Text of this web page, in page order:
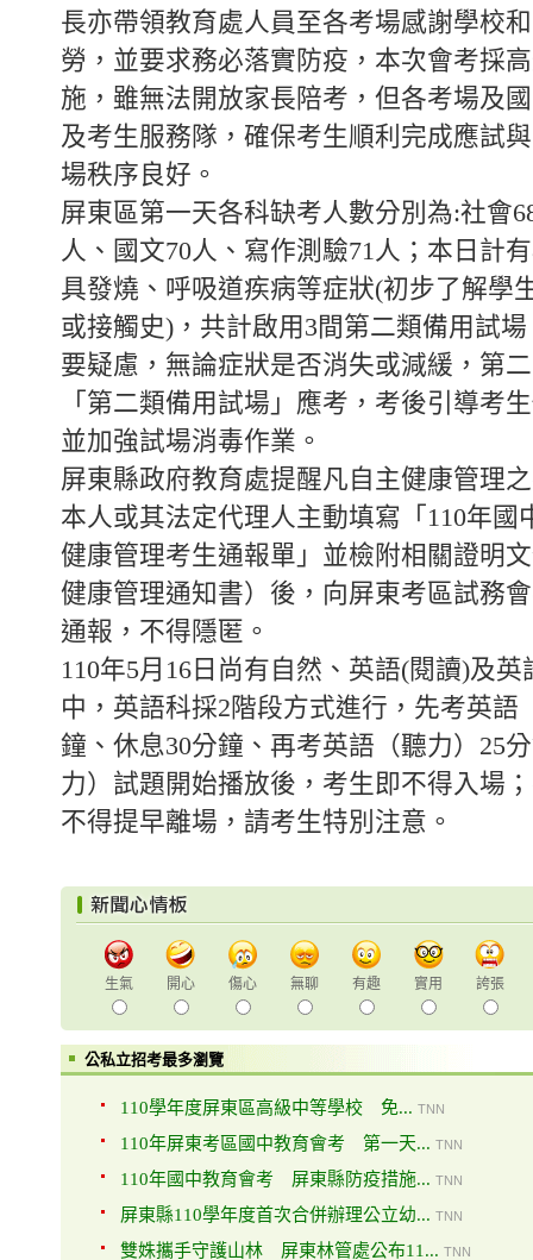
長亦帶領教育處人員至各考場感謝學校
勞，並要求務必落實防疫，本次會考採
施，雖無法開放家長陪考，但各考場及
及考生服務隊，確保考生順利完成應試
場秩序良好。
屏東區第一天各科缺考人數分別為:社會
人、國文70人、寫作測驗71人；本日計
具發燒、呼吸道疾病等症狀(初步了解學
或接觸史)，共計啟用3間第二類備用試
要疑慮，無論症狀是否消失或減緩，第
「第二類備用試場」應考，考後引導考
並加強試場消毒作業。
屏東縣政府教育處提醒凡自主健康管理
本人或其法定代理人主動填寫「110年國
健康管理考生通報單」並檢附相關證明
健康管理通知書）後，向屏東考區試務
通報，不得隱匿。
110年5月16日尚有自然、英語(閱讀)及英
中，英語科採2階段方式進行，先考英語
鐘、休息30分鐘、再考英語（聽力）25
力）試題開始播放後，考生即不得入場
不得提早離場，請考生特別注意。
生氣 開心 傷心 無聊 有趣 實用 誇張
公私立招考最多瀏覽
110學年度屏東區高級中等學校 免... TNN
110年屏東考區國中教育會考 第一天... TNN
110年國中教育會考 屏東縣防疫措施... TNN
屏東縣110學年度首次合併辦理公立幼... TNN
雙姝攜手守護山林 屏東林管處公布11... TNN